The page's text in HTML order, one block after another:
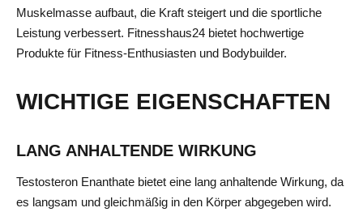
Muskelmasse aufbaut, die Kraft steigert und die sportliche
Leistung verbessert. Fitnesshaus24 bietet hochwertige
Produkte für Fitness-Enthusiasten und Bodybuilder.
WICHTIGE EIGENSCHAFTEN
LANG ANHALTENDE WIRKUNG
Testosteron Enanthate bietet eine lang anhaltende Wirkung, da
es langsam und gleichmäßig in den Körper abgegeben wird.